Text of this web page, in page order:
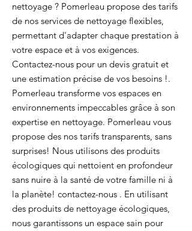
nettoyage ? Pomerleau propose des tarifs
de nos services de nettoyage flexibles,
permettant d'adapter chaque prestation à
votre espace et à vos exigences.
Contactez-nous pour un devis gratuit et
une estimation précise de vos besoins !.
Pomerleau transforme vos espaces en
environnements impeccables grâce à son
expertise en nettoyage. Pomerleau vous
propose des nos tarifs transparents, sans
surprises! Nous utilisons des produits
écologiques qui nettoient en profondeur
sans nuire à la santé de votre famille ni à
la planète! contactez-nous . En utilisant
des produits de nettoyage écologiques,
nous garantissons un espace sain pour